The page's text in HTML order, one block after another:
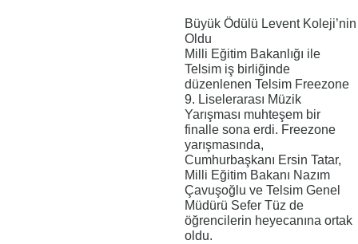
Büyük Ödülü Levent Koleji’nin
Oldu
Milli Eğitim Bakanlığı ile
Telsim iş birliğinde
düzenlenen Telsim Freezone
9. Liselerarası Müzik
Yarışması muhteşem bir
finalle sona erdi. Freezone
yarışmasında,
Cumhurbaşkanı Ersin Tatar,
Milli Eğitim Bakanı Nazım
Çavuşoğlu ve Telsim Genel
Müdürü Sefer Tüz de
öğrencilerin heyecanına ortak
oldu.